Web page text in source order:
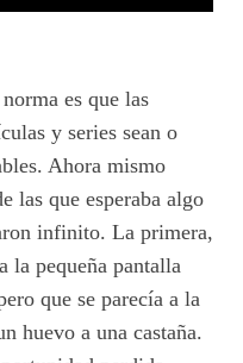
es que las
y series sean o
Ahora mismo
las que esperaba algo
infinito. La primera,
la pequeña pantalla
que se parecía a la
huevo a una castaña.